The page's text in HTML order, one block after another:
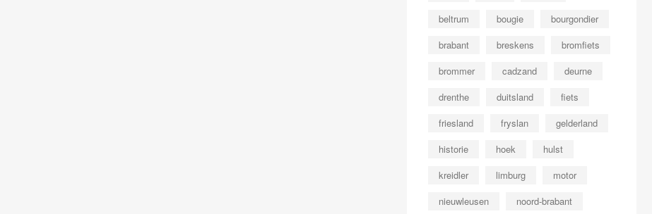
beltrum
bougie
bourgondier
brabant
breskens
bromfiets
brommer
cadzand
deurne
drenthe
duitsland
fiets
friesland
fryslan
gelderland
historie
hoek
hulst
kreidler
limburg
motor
nieuwleusen
noord-brabant